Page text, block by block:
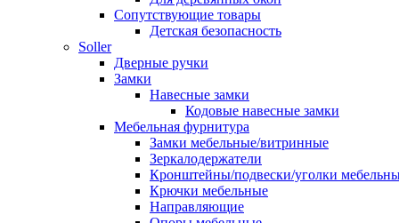
Сопутствующие товары
Детская безопасность
Soller
Дверные ручки
Замки
Навесные замки
Кодовые навесные замки
Мебельная фурнитура
Замки мебельные/витринные
Зеркалодержатели
Кронштейны/подвески/уголки
Крючки мебельные
Направляющие